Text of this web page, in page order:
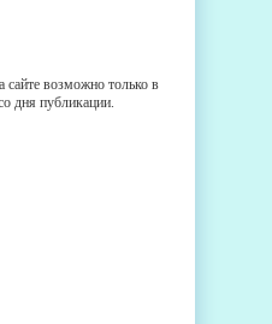
сайте возможно только в
дня публикации.